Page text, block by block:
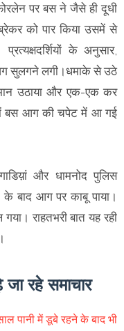
पर बस ने जैसे ही दूधी
को पार किया उसमें से
के अनुसार,
सुलगने लगी।धमाके से उठे
उठाया और एक-एक कर
बस आग की चपेट में आ गई
और धामनोद पुलिस
बाद आग पर काबू पाया।
राहतभरी बात यह रही
रहे समाचार
पानी में डूबे रहने के बाद भी